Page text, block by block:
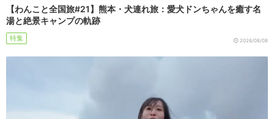
【わんこと全国旅#21】熊本・犬連れ旅：愛犬ドンちゃんを癒す名
湯と絶景キャンプの軌跡
特集 2026/08/08